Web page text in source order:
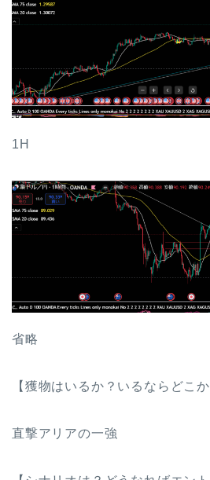
1H
省略
【獲物はいるか？いるならどこか
直撃アリアの一強